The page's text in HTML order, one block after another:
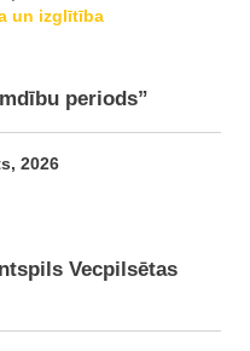
un izglītība
periods”
2026
Vecpilsētas